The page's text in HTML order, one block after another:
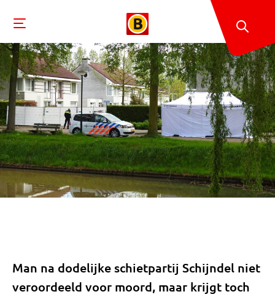
Man na dodelijke schietpartij Schijndel niet
veroordeeld voor moord, maar krijgt toch